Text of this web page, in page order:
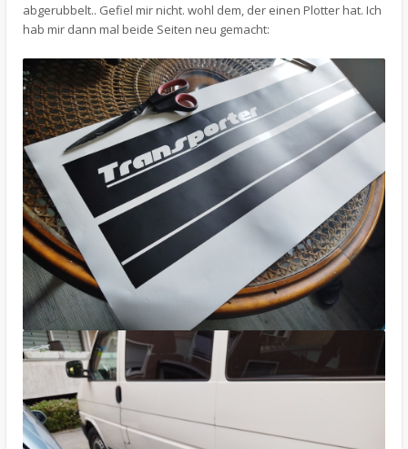
abgerubbelt.. Gefiel mir nicht. wohl dem, der einen Plotter hat. Ich
hab mir dann mal beide Seiten neu gemacht: